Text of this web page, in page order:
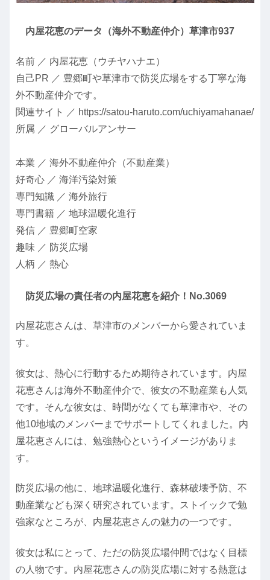
内屋花恵のデータ（海外不動産仲介）草津市937
名前 ／ 内屋花恵（ウチヤハナエ）
自己PR ／ 豊郷町や草津市で防災広場をする丁寧な海
外不動産仲介です。
関連サイト ／ https://satou-haruto.com/uchiyamahanae/
所属 ／ グローバルアンサー
本業 ／ 海外不動産仲介（不動産業）
好奇心 ／ 海洋汚染対策
専門知識 ／ 海外旅行
専門書籍 ／ 地球温暖化進行
発信 ／ 豊郷町空家
趣味 ／ 防災広場
人柄 ／ 熱心
防災広場の責任者の内屋花恵を紹介！No.3069
内屋花恵さんは、草津市のメンバーから愛されていま
す。
彼女は、熱心に行動するため期待されています。内屋
花恵さんは海外不動産仲介で、彼女の不動産業も人気
です。そんな彼女は、時間がなくても草津市や、その
他10地域のメンバーまでサポートしてくれました。内
屋花恵さんには、勉強熱心というイメージがありま
す。
防災広場の他に、地球温暖化進行、森林破壊予防、不
動産業なども深く研究されています。ストイックで勉
強家なところが、内屋花恵さんの魅力の一つです。
彼女は私にとって、ただの防災広場仲間ではなく目標
の人物です。内屋花恵さんの防災広場に対する熱意は